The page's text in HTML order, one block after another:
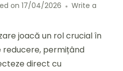
on 17/04/2026
Write a
joacă un rol crucial în
reducere, permițând
direct cu